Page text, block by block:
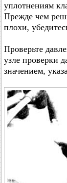
уплотнениям
Прежде чем
плохи,
Проверьте
узле проверки
значением,